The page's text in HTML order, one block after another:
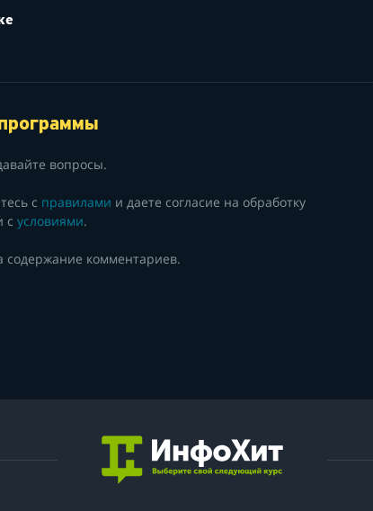
вопросы.
с правилами и даете согласие на обработку
с условиями.
содержание комментариев.